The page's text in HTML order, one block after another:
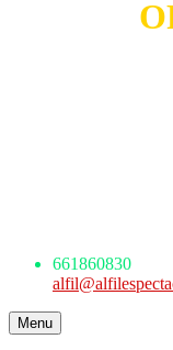
661860830
Menu